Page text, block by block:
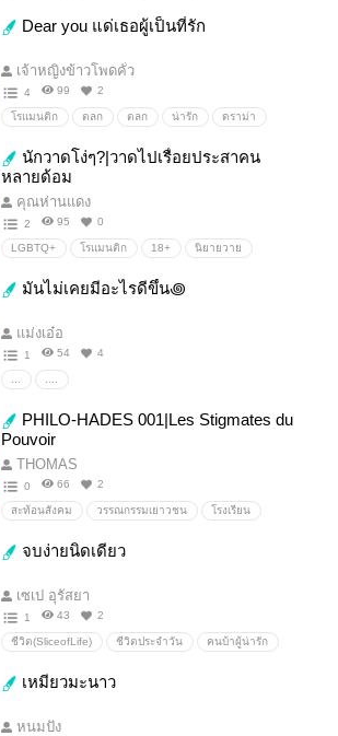
Dear you แด่เธอผู้เป็นที่รัก
เจ้าหญิงข้าวโพดคั่ว
4 99 2
โรแมนติก ตลก ตลก น่ารัก ดราม่า
นักวาดโง่ๆ?|วาดไปเรื่อยประสาคน
หลายด้อม
คุณห่านแดง
2 95 0
LGBTQ+ โรแมนติก 18+ นิยายวาย
วาดกากๆ วาดรูปเล่น
มันไม่เคยมีอะไรดีขึ้น꩜
แม่งเอ๋อ
1 54 4
PHILO-HADES 001|Les Stigmates du
Pouvoir
THOMAS
0 66 2
สะท้อนสังคม วรรณกรรมเยาวชน โรงเรียน
เสียดสีสังคม ชีวิตวัยรุ่น
จบง่ายนิดเดียว
เซเป อุรัสยา
1 43 2
ชีวิต(SliceofLife) ชีวิตประจำวัน คนบ้าผู้น่ารัก
เหมียวมะนาว
หนมปัง